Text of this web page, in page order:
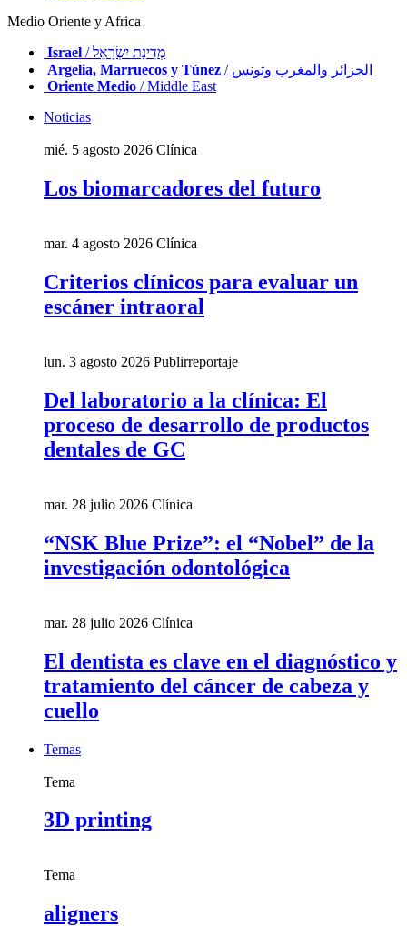
Medio Oriente y Africa
Israel
/ מְדִינַת יִשְׂרָאֵל
Argelia, Marruecos y Túnez
/ الجزائر والمغرب وتونس
Oriente Medio / Middle East
Noticias
mié. 5 agosto 2026 Clínica
Los biomarcadores del futuro
mar. 4 agosto 2026 Clínica
Criterios clínicos para evaluar un
escáner intraoral
lun. 3 agosto 2026 Publirreportaje
Del laboratorio a la clínica: El
proceso de desarrollo de productos
dentales de GC
mar. 28 julio 2026 Clínica
“NSK Blue Prize”: el “Nobel” de la
investigación odontológica
mar. 28 julio 2026 Clínica
El dentista es clave en el diagnóstico y
tratamiento del cáncer de cabeza y
cuello
Temas
Tema
3D printing
Tema
aligners